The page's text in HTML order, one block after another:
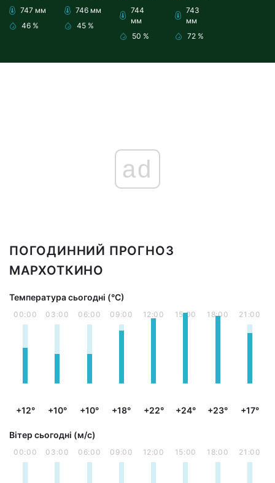
747 мм
46 %
746 мм
45 %
744
мм
50 %
743
мм
72 %
ad
ПОГОДИННИЙ ПРОГНОЗ
МАРХОТКИНО
Температура сьогодні (°С)
00:00
+12°
03:00
+10°
06:00
+10°
09:00
+18°
12:00
+22°
15:00
+24°
18:00
+23°
21:00
+17°
Вітер сьогодні (м/с)
00:00 03:00 06:00 09:00 12:00 15:00 18:00 21:00